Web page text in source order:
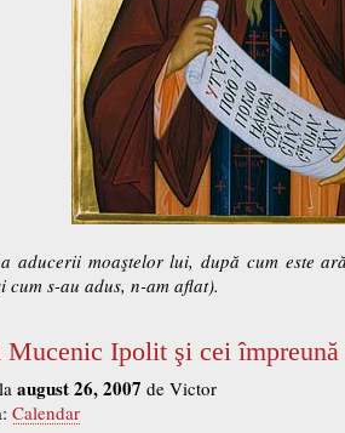
aducerii moaştelor lui, după cum este
cum s-au adus, n-am aflat).
Mucenic Ipolit şi cei împreună
august 26, 2007 de Victor
Calendar